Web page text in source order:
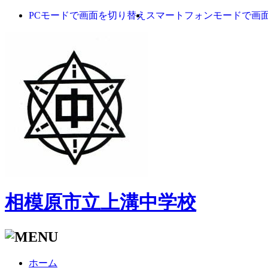
PCモードで画面を切り替え スマートフォンモードで画
相模原市立上溝中学校
ホーム